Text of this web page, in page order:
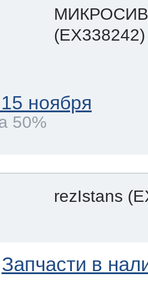
(EX338242)
ноября
50%
rezIstans
Запчасти в